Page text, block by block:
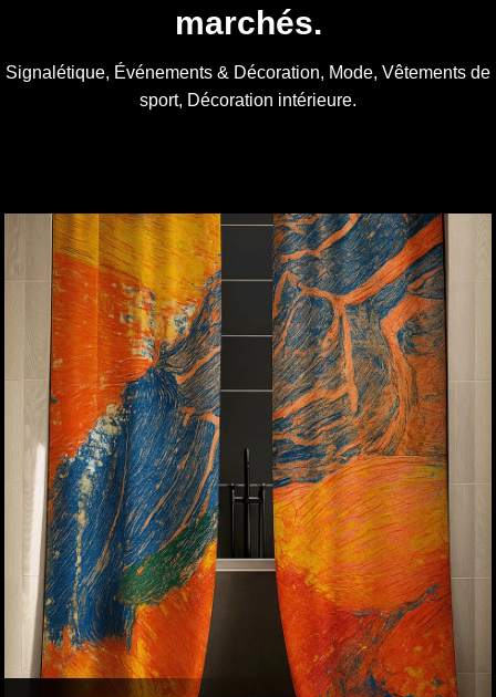
marchés.
Signalétique, Événements & Décoration, Mode, Vêtements de
sport, Décoration intérieure.